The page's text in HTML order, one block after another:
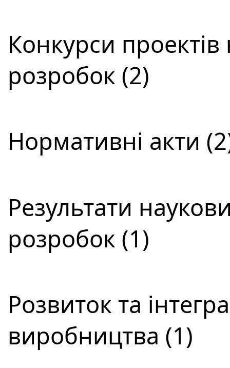
Конкурси
розробок (2)
Нормативні акти
Результати
розробок (1)
Розвиток та
виробництва (1)